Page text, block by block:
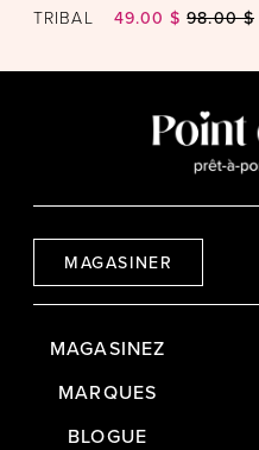
TRIBAL 49.00 $ 98.00 $
MAGASINER
MAGASINEZ
MARQUES
BLOGUE